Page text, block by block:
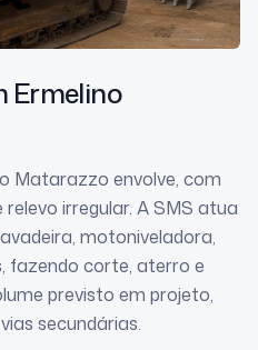
Ermelino
Matarazzo envolve, com
irregular. A SMS atua
motoniveladora,
fazendo corte, aterro e
previsto em projeto,
secundárias.